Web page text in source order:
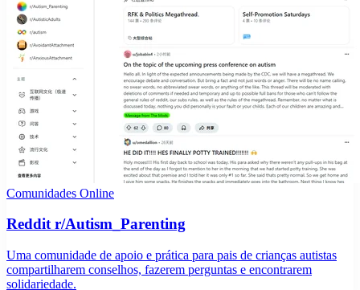
Comunidades Online
Reddit r/Autism_Parenting
Uma comunidade de apoio e prática para pais de crianças autistas
compartilharem conselhos, fazerem perguntas e encontrarem
solidariedade.